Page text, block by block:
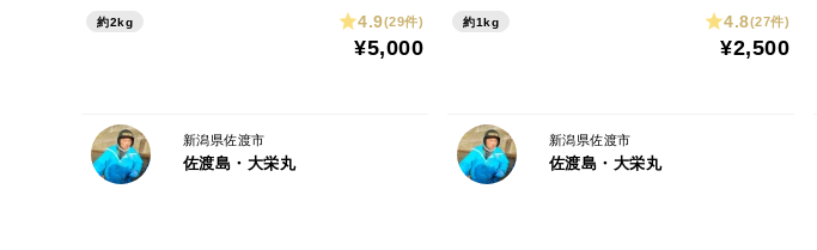
約2kg 4.9(29件)
¥5,000
新潟県佐渡市
佐渡島・大栄丸
約1kg 4.8(27件)
¥2,500
新潟県佐渡市
佐渡島・大栄丸